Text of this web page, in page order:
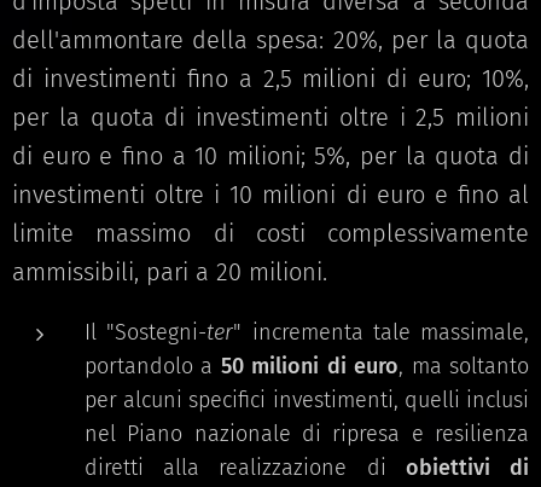
dell'ammontare della spesa: 20%, per la quota
di investimenti fino a 2,5 milioni di euro; 10%,
per la quota di investimenti oltre i 2,5 milioni
di euro e fino a 10 milioni; 5%, per la quota di
investimenti oltre i 10 milioni di euro e fino al
limite massimo di costi complessivamente
ammissibili, pari a 20 milioni.
Il "Sostegni-ter" incrementa tale massimale,
portandolo a 50 milioni di euro, ma soltanto
per alcuni specifici investimenti, quelli inclusi
nel Piano nazionale di ripresa e resilienza
diretti alla realizzazione di obiettivi di